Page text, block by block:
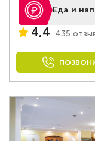
Еда и
4,4 435